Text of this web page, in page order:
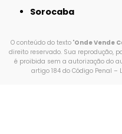
Sorocaba
O conteúdo do texto "Onde Vende
direito reservado. Sua reprodução,
é proibida sem a autorização do
artigo 184 do Código Penal –